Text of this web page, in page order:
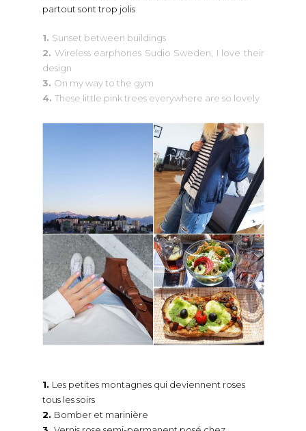
partout sont trop jolis
1. Sunset between buildings
2. Wireless earphones Sudio Sweden, I love their
design
3. On my way to the gym
4. These little pink trees everywhere are so lovely
1. Les petites montagnes qui deviennent roses
tous les soirs
2. Bomber et marinière